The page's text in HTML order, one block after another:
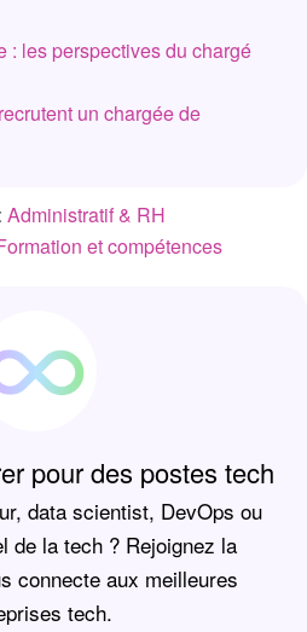
: les perspectives du chargé
un chargée de
Administratif & RH
et compétences
pour des postes tech
data scientist, DevOps ou
de la tech ? Rejoignez la
connecte aux meilleures
tech.